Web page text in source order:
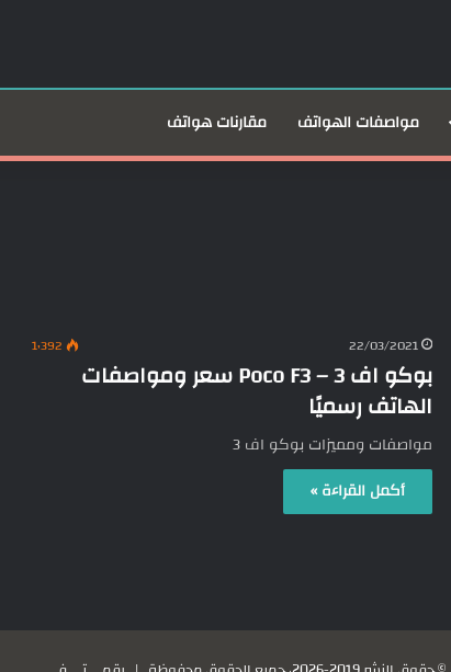
مواصفات الهواتف مقارنات هواتف
22/03/2021 1٬392
بوكو اف 3 – Poco F3 سعر ومواصفات
الهاتف رسميًا
مواصفات ومميزات بوكو اف 3
أكمل القراءة »